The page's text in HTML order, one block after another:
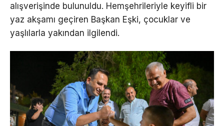
alışverişinde bulunuldu. Hemşehrileriyle keyifli bir
yaz akşamı geçiren Başkan Eşki, çocuklar ve
yaşlılarla yakından ilgilendi.